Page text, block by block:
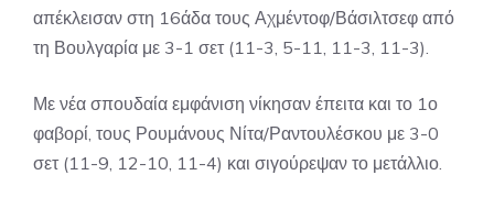
απέκλεισαν στη 16άδα τους Αχμέντοφ/Βάσιλτσεφ από
τη Βουλγαρία με 3-1 σετ (11-3, 5-11, 11-3, 11-3).
Με νέα σπουδαία εμφάνιση νίκησαν έπειτα και το 1ο
φαβορί, τους Ρουμάνους Νίτα/Ραντουλέσκου με 3-0
σετ (11-9, 12-10, 11-4) και σιγούρεψαν το μετάλλιο.